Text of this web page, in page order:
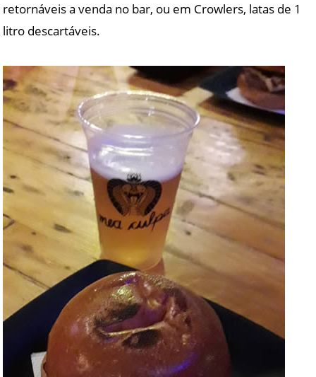
retornáveis a venda no bar, ou em Crowlers, latas de 1
litro descartáveis.